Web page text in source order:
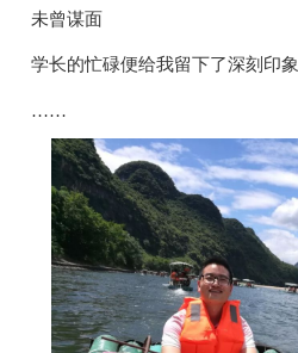
未曾谋面
学长的忙碌便给我留下了深刻印象
……